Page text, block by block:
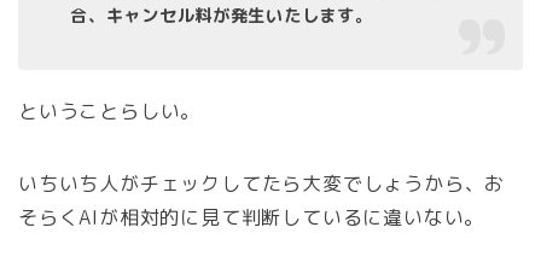
合、キャンセル料が発生いたします。
ということらしい。
いちいち人がチェックしてたら大変でしょうから、お
そらくAIが相対的に見て判断しているに違いない。